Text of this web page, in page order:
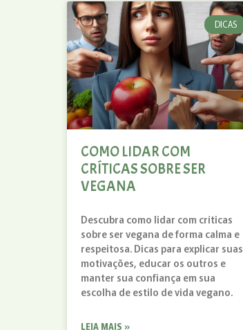
DICAS
COMO LIDAR COM
CRÍTICAS SOBRE SER
VEGANA
Descubra como lidar com críticas
sobre ser vegana de forma calma e
respeitosa. Dicas para explicar suas
motivações, educar os outros e
manter sua confiança em sua
escolha de estilo de vida vegano.
LEIA MAIS »